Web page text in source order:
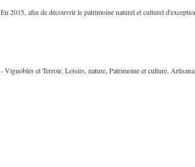
En 2015, afin de découvrir le patrimoine naturel et culturel
- Vignobles et Terroir, Loisirs, nature, Patrimoine et culture,